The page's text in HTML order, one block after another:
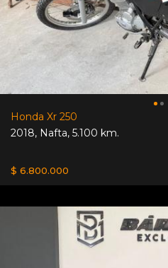
Honda Xr 250
2018, Nafta, 5.100 km.
$ 6.800.000